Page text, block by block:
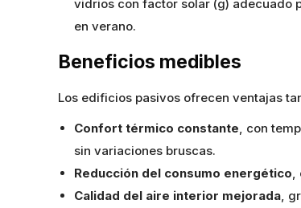
vidrios con factor solar (g) adecuado
en verano.
Beneficios medibles
Los edificios pasivos ofrecen ventajas
Confort térmico constante , con
sin variaciones bruscas.
Reducción del consumo energético
Calidad del aire interior mejorada ,